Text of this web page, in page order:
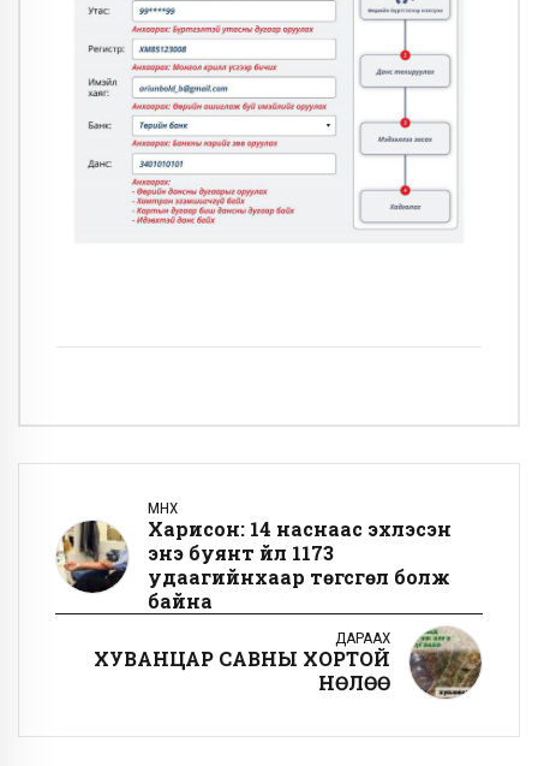
ӨМНӨХ
Харисон: 14 наснаас эхлэсэн
энэ буянт үйл 1173
удаагийнхаар төгсгөл болж
байна
ДАРААХ
ХУВАНЦАР САВНЫ ХОРТОЙ
НӨЛӨӨ